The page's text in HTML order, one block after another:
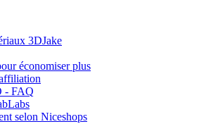
3DJake
économiser plus
- FAQ
selon Niceshops